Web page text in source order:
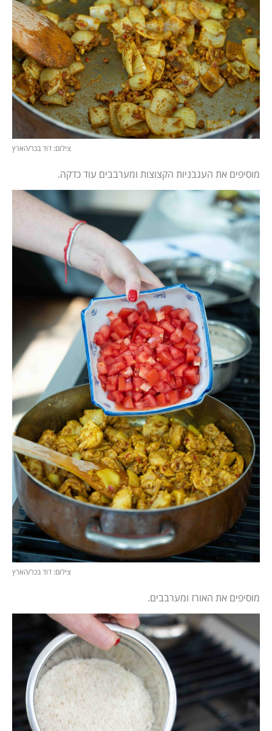
צילום: דוד בכר/הארץ
מוסיפים את העגבניות הקצוצות ומערבבים עוד כדקה.
צילום: דוד בכר/הארץ
מוסיפים את האורז ומערבבים.